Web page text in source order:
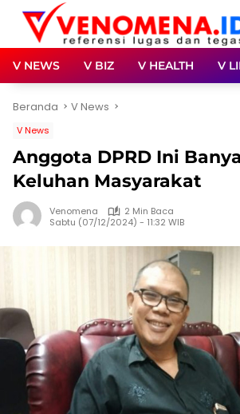
Langsung
konten
V NEWS V BIZ V HEALTH V
Beranda V News
V News
Anggota DPRD Ini
Keluhan Masyarakat
Venomena
2 Min Baca
Sabtu (07/12/2024) - 11:32 WIB